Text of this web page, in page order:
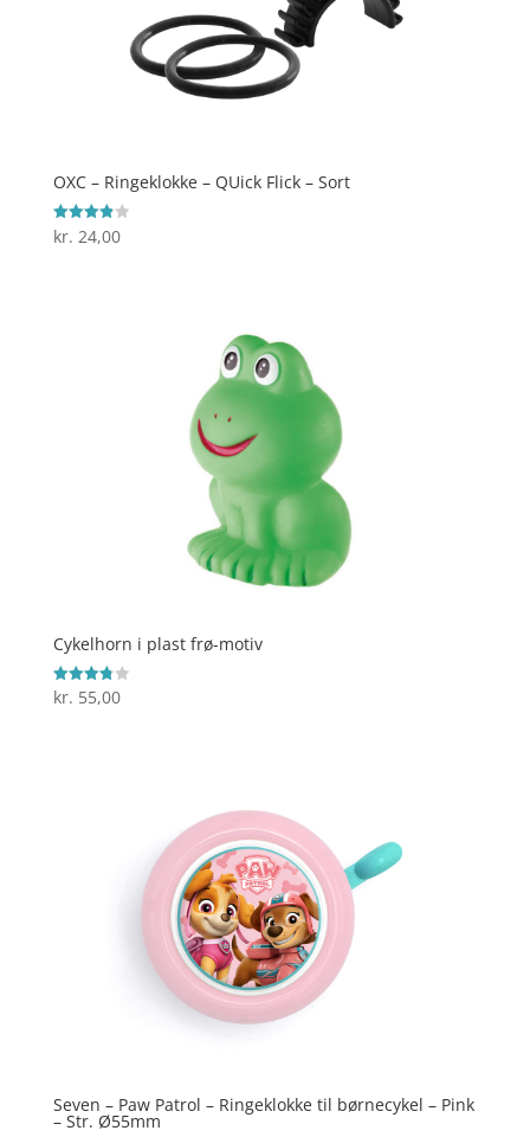
OXC – Ringeklokke – QUick Flick – Sort
Vurderet
3.9
kr. 24,00
Cykelhorn i plast frø-motiv
Vurderet
3.8
kr. 55,00
Seven – Paw Patrol – Ringeklokke til børnecykel – Pink
– Str. Ø55mm